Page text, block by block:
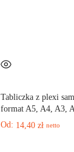
Tabliczka z plexi
format A5, A4, A3,
Od: 14,40 zł netto